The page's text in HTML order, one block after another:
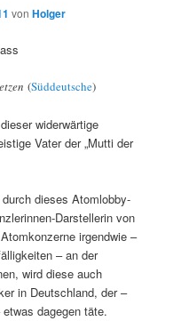
vonHolger
(Süddeutsche)
widerwärtige
Vater der „Mutti der
dieses Atomlobby-
Darstellerin von
irgendwie –
– an der
wird diese auch
in Deutschland, der –
dagegen täte.